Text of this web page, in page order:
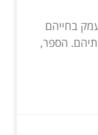
בחייהם
הספר,